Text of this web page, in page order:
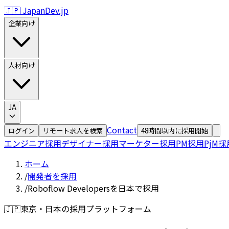
🇯🇵 JapanDev.jp
企業向け
人材向け
JA
ログイン リモート求人を検索 Contact 48時間以内に採用開始
エンジニア採用デザイナー採用マーケター採用PM採用PjM採
ホーム
/開発者を採用
/Roboflow Developersを日本で採用
🇯🇵東京・日本の採用プラットフォーム